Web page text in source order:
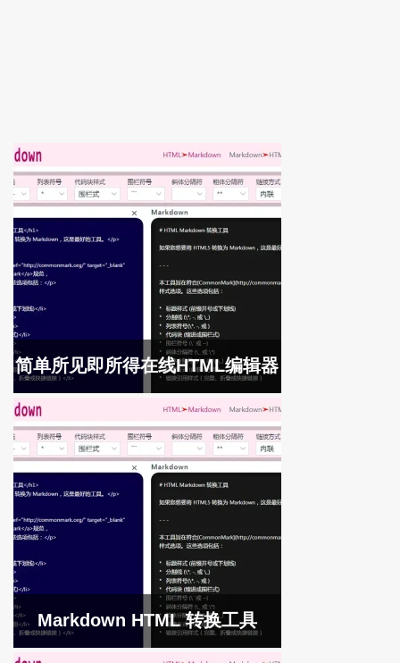
简单所见即所得在线HTML编辑器
Markdown HTML 转换工具